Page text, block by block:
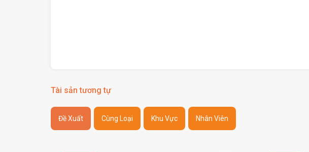
Tài sản tương tự
Đề Xuất Cùng Loại Khu Vực Nhân Viên